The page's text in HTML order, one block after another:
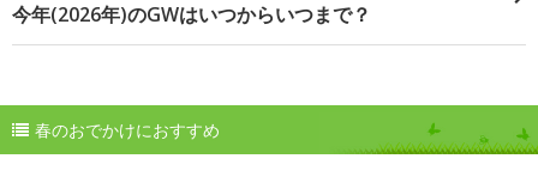
今年(2026年)のGWはいつからいつまで？
春のおでかけにおすすめ